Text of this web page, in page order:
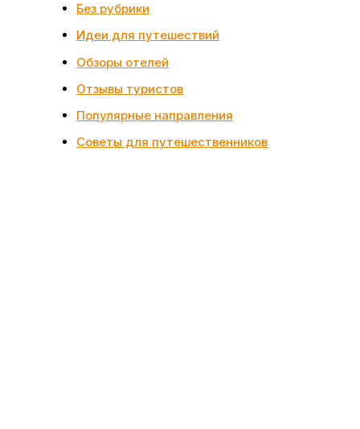
Без рубрики
Идеи для путешествий
Обзоры отелей
Отзывы туристов
Популярные направления
Советы для путешественников